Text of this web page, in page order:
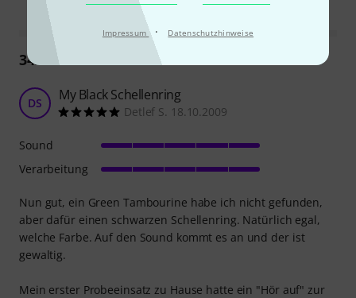
Impressum · Datenschutzhinweise
343
DS My Black Schellenring
Detlef S. 18.10.2009
Nun gut, ein Green Tambourine habe ich nicht gefunden,
aber dafür einen schwarzen Schellenring. Natürlich egal,
welche Farbe. Auf den Sound kommt es an und der ist
gewaltig.
Mein erster Probeeinsatz zu Hause hatte ein "Hör auf" zur
Sound
Verarbeitung